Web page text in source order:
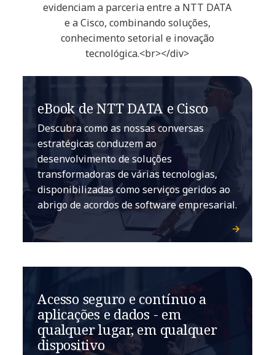
evidenciam a parceria entre a NTT DATA
e a Cisco, combinando soluções,
conhecimento setorial e inovação
tecnológica.<br></div>
eBook de NTT DATA e Cisco
Descubra como as nossas conversas
estratégicas conduzem ao
desenvolvimento de soluções
transformadoras de várias tecnologias,
disponibilizadas como serviços geridos ao
abrigo de acordos de software empresarial.
Acesso seguro e contínuo a
aplicações e dados - em
qualquer lugar, em qualquer
dispositivo